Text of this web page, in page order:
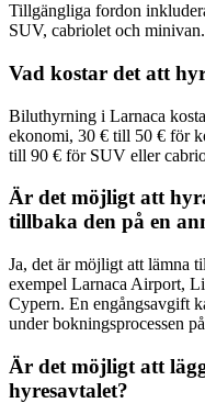
Tillgängliga fordon
SUV, cabriolet och minivan.
Vad kostar det att
Biluthyrning i Larnaca
ekonomi, 30 € till 50 € för
till 90 € för SUV eller
Är det möjligt att
tillbaka den på en
Ja, det är möjligt att lämna
exempel Larnaca Airport,
Cypern. En engångsavgift
under bokningsprocessen
Är det möjligt att
hyresavtalet?